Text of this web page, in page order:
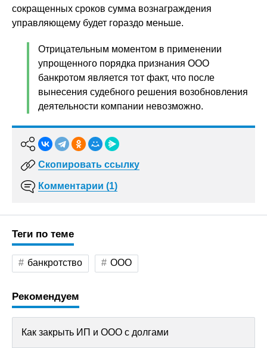
сокращенных сроков сумма вознаграждения
управляющему будет гораздо меньше.
Отрицательным моментом в применении
упрощенного порядка признания ООО
банкротом является тот факт, что после
вынесения судебного решения возобновления
деятельности компании невозможно.
Скопировать ссылку
Комментарии (1)
Теги по теме
банкротство ООО
Рекомендуем
Как закрыть ИП и ООО с долгами